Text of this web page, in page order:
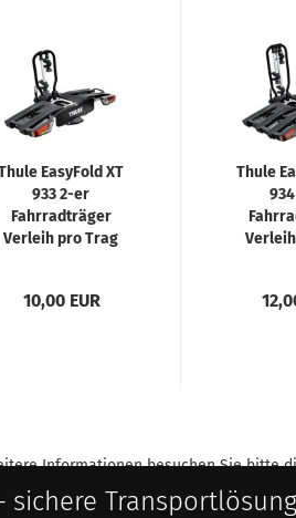
EasyFold XT
933 2-er
Fahrradträger
Verleih pro Trag
10,00 EUR
Thule
Informationen besuchen Sie bitte